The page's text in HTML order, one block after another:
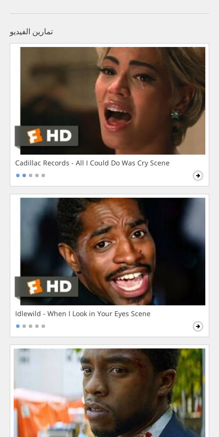
تمارين الفيديو
Cadillac Records - All I Could Do Was Cry Scene
Idlewild - When I Look in Your Eyes Scene